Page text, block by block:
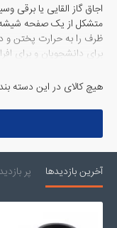
اجاق گاز القایی یا برقی
متشکل از یک صفحه شیشه
ظرف را به حرارت پختن و
برای دانشجویان و برای
میباشد و ضریب بازدهی
این دستگاه نیز بالاست
انفجار و ...را دارد این
هیچ کالای در این دسته
آخرین بازدیدها پر